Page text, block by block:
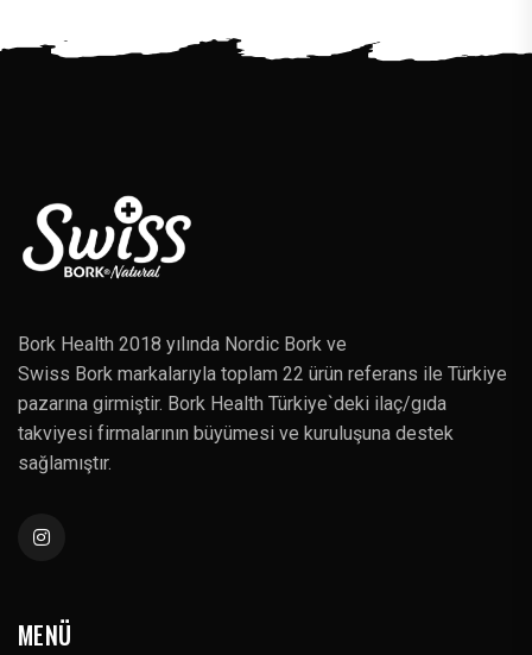
Bork Health 2018 yılında Nordic Bork ve
Swiss Bork markalarıyla toplam 22 ürün referans ile Türkiye
pazarına girmiştir. Bork Health Türkiye`deki ilaç/gıda
takviyesi firmalarının büyümesi ve kuruluşuna destek
sağlamıştır.
MENÜ